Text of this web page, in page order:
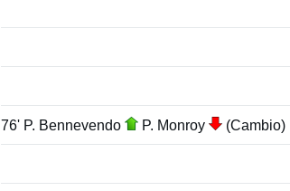
76' P. Bennevendo P. Monroy (Cambio)